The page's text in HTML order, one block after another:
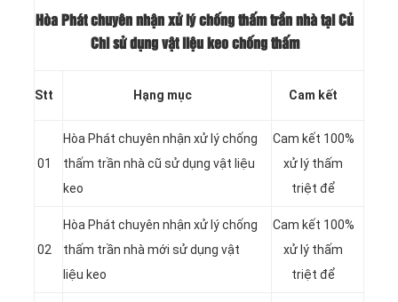
Hòa Phát chuyên nhận xử lý chống thấm trần nhà tại Củ
Chi sử dụng vật liệu keo chống thấm
Stt Hạng mục Cam kết
01
Hòa Phát chuyên nhận xử lý chống
thấm trần nhà cũ sử dụng vật liệu
keo
Cam kết 100%
xử lý thấm
triệt để
02
Hòa Phát chuyên nhận xử lý chống
thấm trần nhà mới sử dụng vật
liệu keo
Cam kết 100%
xử lý thấm
triệt để